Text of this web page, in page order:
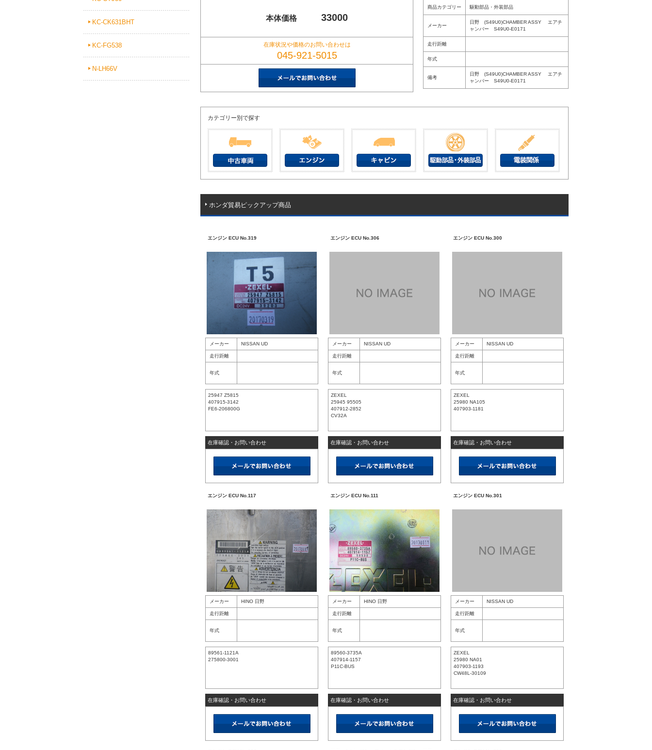
KC-CK631BHT
KC-FG538
N-LH66V
本体価格 33000
在庫状況や価格のお問い合わせは
045-921-5015
商品カテゴリー 駆動部品・外装部品
メーカー
日野 (S49U0)CHAMBER ASSY エアチ
ャンバー S49U0-E0171
走行距離
年式
備考
日野 (S49U0)CHAMBER ASSY エアチ
ャンバー S49U0-E0171
カテゴリー別で探す
ホンダ貿易ピックアップ商品
エンジン ECU No.319
メーカー NISSAN UD
走行距離
年式
25947 Z5815
407915-3142
FE6-206800G
在庫確認・お問い合わせ
エンジン ECU No.306
メーカー NISSAN UD
走行距離
年式
ZEXEL
25945 95505
407912-2852
CV32A
在庫確認・お問い合わせ
エンジン ECU No.300
メーカー NISSAN UD
走行距離
年式
ZEXEL
25980 NA105
407903-1181
在庫確認・お問い合わせ
エンジン ECU No.117
メーカー HINO 日野
走行距離
年式
89561-1121A
275800-3001
在庫確認・お問い合わせ
エンジン ECU No.111
メーカー HINO 日野
走行距離
年式
89560-3735A
407914-1157
P11C-BUS
在庫確認・お問い合わせ
エンジン ECU No.301
メーカー NISSAN UD
走行距離
年式
ZEXEL
25980 NA01
407903-1193
CW48L-30109
在庫確認・お問い合わせ